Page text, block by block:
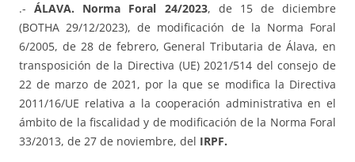
.-ÁLAVA. Norma Foral 24/2023, de 15 de diciembre
(BOTHA 29/12/2023), de modificación de la Norma Foral
6/2005, de 28 de febrero, General Tributaria de Álava, en
transposición de la Directiva (UE) 2021/514 del consejo de
22 de marzo de 2021, por la que se modifica la Directiva
2011/16/UE relativa a la cooperación administrativa en el
ámbito de la fiscalidad y de modificación de la Norma Foral
33/2013, de 27 de noviembre, del IRPF.